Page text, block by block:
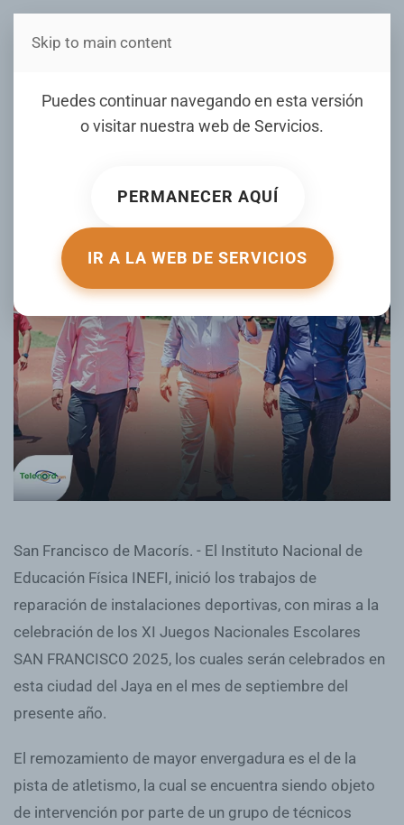
Estás en Telenord Medios
Puedes continuar navegando en esta versión
o visitar nuestra web de Servicios.
PERMANECER AQUÍ
IR A LA WEB DE SERVICIOS
Skip to main content
INEFI interviene pista de
atletismo de cara a juegos
ESCRITO POR TONY GARCÍA EL15 JULIO 2025
San Francisco de Macorís. - El Instituto Nacional de
Educación Física INEFI, inició los trabajos de
reparación de instalaciones deportivas, con miras a la
celebración de los XI Juegos Nacionales Escolares
SAN FRANCISCO 2025, los cuales serán celebrados en
esta ciudad del Jaya en el mes de septiembre del
presente año.
El remozamiento de mayor envergadura es el de la
pista de atletismo, la cual se encuentra siendo objeto
de intervención por parte de un grupo de técnicos